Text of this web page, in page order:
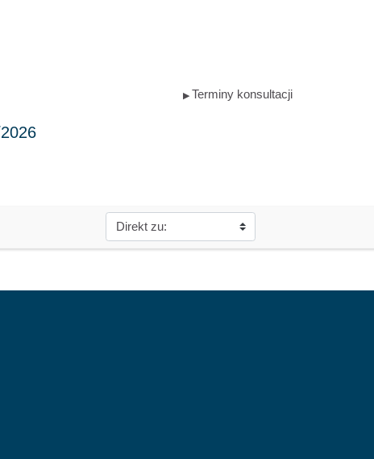
▶︎ Terminy konsultacji